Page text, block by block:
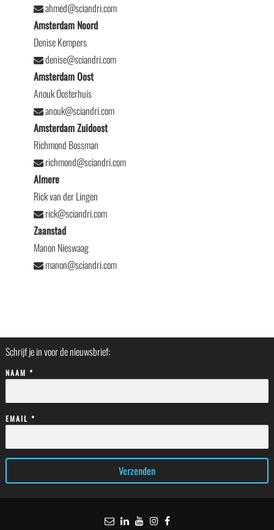
ahmed@sciandri.com
Amsterdam Noord
Denise Kempers
denise@sciandri.com
Amsterdam Oost
Anouk Oosterhuis
anouk@sciandri.com
Amsterdam Zuidoost
Richmond Bossman
richmond@sciandri.com
Almere
Rick van der Lingen
rick@sciandri.com
Zaanstad
Manon Nieswaag
manon@sciandri.com
Schrijf je in voor de nieuwsbrief:
NAAM *
EMAIL *